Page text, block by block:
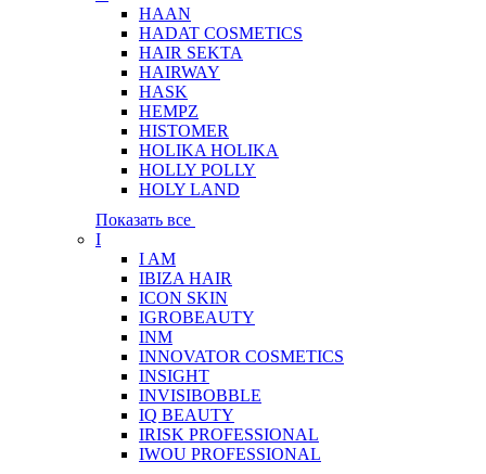
HAAN
HADAT COSMETICS
HAIR SEKTA
HAIRWAY
HASK
HEMPZ
HISTOMER
HOLIKA HOLIKA
HOLLY POLLY
HOLY LAND
Показать все
I
I AM
IBIZA HAIR
ICON SKIN
IGROBEAUTY
INM
INNOVATOR COSMETICS
INSIGHT
INVISIBOBBLE
IQ BEAUTY
IRISK PROFESSIONAL
IWOU PROFESSIONAL